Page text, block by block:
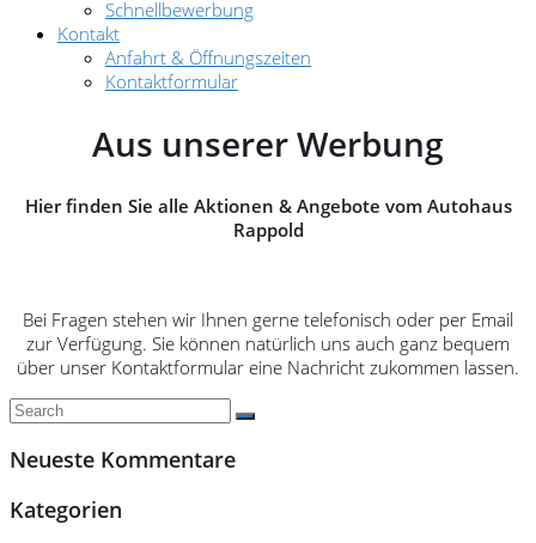
Schnellbewerbung
Kontakt
Anfahrt & Öffnungszeiten
Kontaktformular
Aus unserer Werbung
Hier finden Sie alle Aktionen & Angebote vom Autohaus
Rappold
Bei Fragen stehen wir Ihnen gerne telefonisch oder per Email
zur Verfügung. Sie können natürlich uns auch ganz bequem
über unser Kontaktformular eine Nachricht zukommen lassen.
Neueste Kommentare
Kategorien